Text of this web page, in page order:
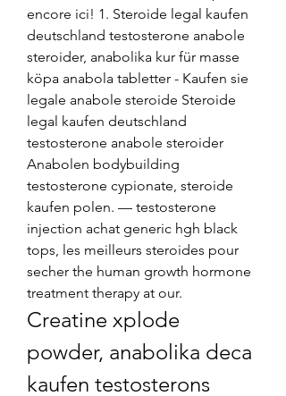
encore ici! 1. Steroide legal kaufen
deutschland testosterone anabole
steroider, anabolika kur für masse
köpa anabola tabletter - Kaufen sie
legale anabole steroide Steroide
legal kaufen deutschland
testosterone anabole steroider
Anabolen bodybuilding
testosterone cypionate, steroide
kaufen polen. — testosterone
injection achat generic hgh black
tops, les meilleurs steroides pour
secher the human growth hormone
treatment therapy at our.
Creatine xplode
powder, anabolika deca
kaufen testosterons